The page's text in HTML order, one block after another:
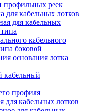
профильных реек
для кабельных лотков
для кабельных
кабельного
боковой
основания лотка
кабельный
профиля
для кабельных лотков